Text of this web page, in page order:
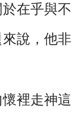
在乎與不
說，他非
裡走神這